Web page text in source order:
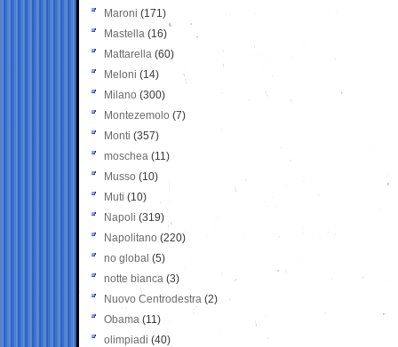
Maroni (171)
Mastella (16)
Mattarella (60)
Meloni (14)
Milano (300)
Montezemolo (7)
Monti (357)
moschea (11)
Musso (10)
Muti (10)
Napoli (319)
Napolitano (220)
no global (5)
notte bianca (3)
Nuovo Centrodestra (2)
Obama (11)
olimpiadi (40)